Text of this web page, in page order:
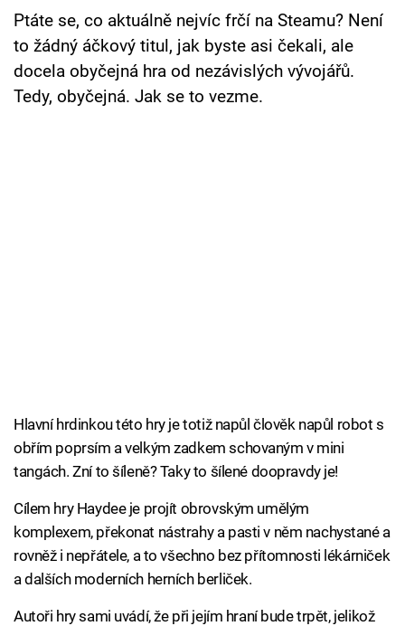
Sledujte prima+
Přihlášení
Ptáte se, co aktuálně nejvíc frčí na Steamu? Není
to žádný áčkový titul, jak byste asi čekali, ale
docela obyčejná hra od nezávislých vývojářů.
Tedy, obyčejná. Jak se to vezme.
Hlavní hrdinkou této hry je totiž napůl člověk napůl robot s
obřím poprsím a velkým zadkem schovaným v mini
tangách. Zní to šíleně? Taky to šílené doopravdy je!
Cílem hry Haydee je projít obrovským umělým
komplexem, překonat nástrahy a pasti v něm nachystané a
rovněž i nepřátele, a to všechno bez přítomnosti lékárniček
a dalších moderních herních berliček.
Autoři hry sami uvádí, že při jejím hraní bude trpět, jelikož